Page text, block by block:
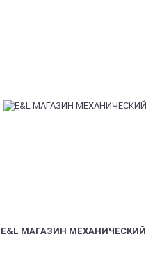
E&L МАГАЗИН МЕХАНИЧЕСКИЙ